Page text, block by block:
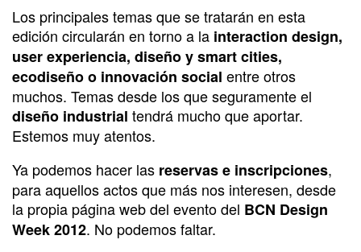
Los principales temas que se tratarán en esta
edición circularán en torno a la interaction design,
user experiencia, diseño y smart cities,
ecodiseño o innovación social entre otros
muchos. Temas desde los que seguramente el
diseño industrial tendrá mucho que aportar.
Estemos muy atentos.
Ya podemos hacer las reservas e inscripciones,
para aquellos actos que más nos interesen, desde
la propia página web del evento del BCN Design
Week 2012. No podemos faltar.